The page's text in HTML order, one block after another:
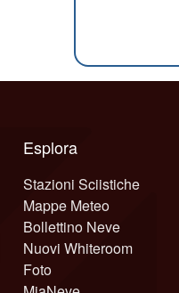
Esplora
Stazioni Sciistiche
Mappe Meteo
Bollettino Neve
Nuovi Whiteroom
Foto